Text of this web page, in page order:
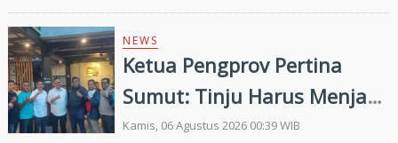
2026–2030
NEWS
Ketua Pengprov Pertina
Sumut: Tinju Harus Menjadi
Jalan Membangun Masa
Kamis, 06 Agustus 2026 00:39 WIB